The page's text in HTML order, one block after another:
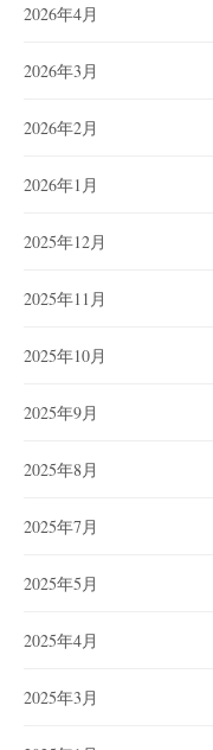
2026年4月
2026年3月
2026年2月
2026年1月
2025年12月
2025年11月
2025年10月
2025年9月
2025年8月
2025年7月
2025年5月
2025年4月
2025年3月